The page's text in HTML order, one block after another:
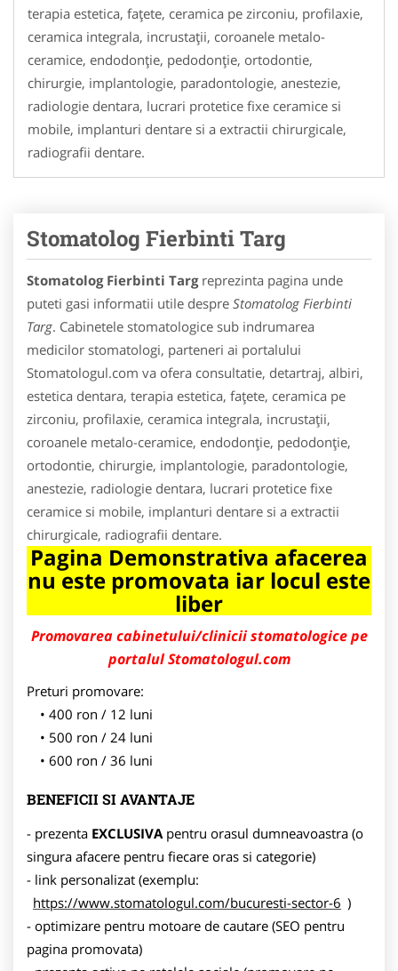
terapia estetica, faţete, ceramica pe zirconiu, profilaxie,
ceramica integrala, incrustaţii, coroanele metalo-
ceramice, endodonţie, pedodonţie, ortodontie,
chirurgie, implantologie, paradontologie, anestezie,
radiologie dentara, lucrari protetice fixe ceramice si
mobile, implanturi dentare si a extractii chirurgicale,
radiografii dentare.
Stomatolog Fierbinti Targ
Stomatolog Fierbinti Targreprezinta pagina unde
puteti gasi informatii utile despre Stomatolog Fierbinti
Targ. Cabinetele stomatologice sub indrumarea
medicilor stomatologi, parteneri ai portalului
Stomatologul.com va ofera consultatie, detartraj, albiri,
estetica dentara, terapia estetica, faţete, ceramica pe
zirconiu, profilaxie, ceramica integrala, incrustaţii,
coroanele metalo-ceramice, endodonţie, pedodonţie,
ortodontie, chirurgie, implantologie, paradontologie,
anestezie, radiologie dentara, lucrari protetice fixe
ceramice si mobile, implanturi dentare si a extractii
chirurgicale, radiografii dentare.
Pagina Demonstrativa afacerea
nu este promovata iar locul este
liber
Promovarea cabinetului/clinicii stomatologice pe
portalul Stomatologul.com
Preturi promovare:
400 ron / 12 luni
500 ron / 24 luni
600 ron / 36 luni
BENEFICII SI AVANTAJE
- prezenta EXCLUSIVA pentru orasul dumneavoastra (o
singura afacere pentru fiecare oras si categorie)
- link personalizat (exemplu:
https://www.stomatologul.com/bucuresti-sector-6 )
- optimizare pentru motoare de cautare (SEO pentru
pagina promovata)